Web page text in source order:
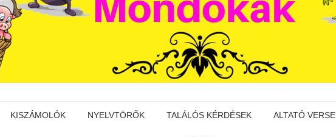
KISZÁMOLÓK NYELVTÖRŐK TALÁLÓS KÉRDÉSEK ALTATÓ